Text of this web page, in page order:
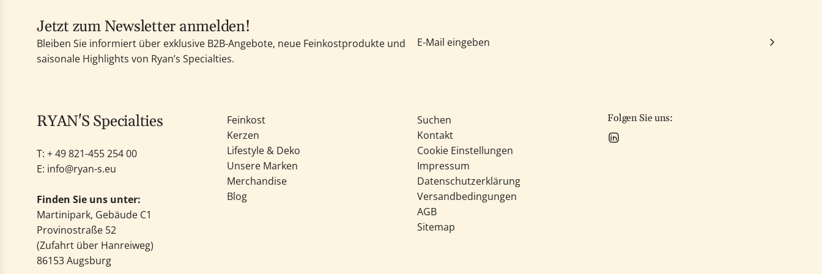
Jetzt zum Newsletter anmelden!
Bleiben Sie informiert über exklusive B2B-Angebote, neue Feinkostprodukte und
saisonale Highlights von Ryan’s Specialties.
RYAN'S Specialties
T: +49 821-455 254 00
E: info@ryan-s.eu
Finden Sie uns unter:
Martinipark, Gebäude C1
Provinostraße 52
(Zufahrt über Hanreiweg)
86153 Augsburg
Feinkost
Kerzen
Lifestyle & Deko
Unsere Marken
Merchandise
Blog
Suchen
Kontakt
Cookie Einstellungen
Impressum
Datenschutzerklärung
Versandbedingungen
AGB
Sitemap
Folgen Sie uns: